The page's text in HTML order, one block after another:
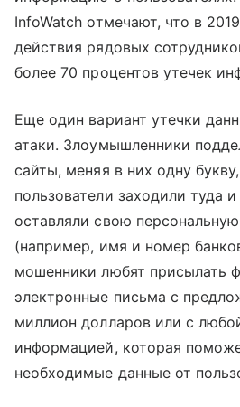
InfoWatch отмечают, что в
действия рядовых
более 70 процентов утечек
Еще один вариант утечки
атаки. Злоумышленники
сайты, меняя в них одну
пользователи заходили туда
оставляли свою
(например, имя и номер
мошенники любят присылать
электронные письма с
миллион долларов или с
информацией, которая
необходимые данные от